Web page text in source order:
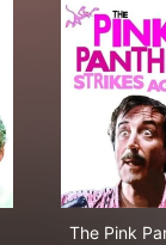
The Pink